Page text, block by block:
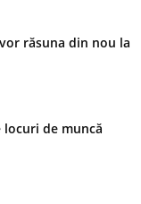
răsuna din nou la
locuri de muncă